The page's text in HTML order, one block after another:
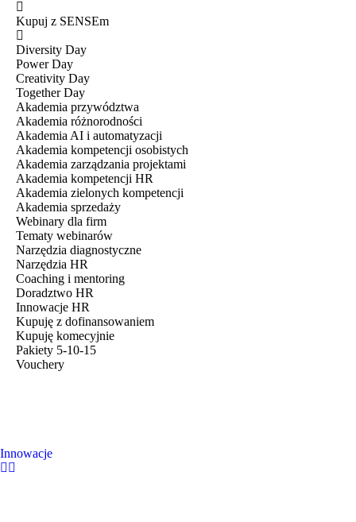
Kupuj z SENSEm
Diversity Day
Power Day
Creativity Day
Together Day
Akademia przywództwa
Akademia różnorodności
Akademia AI i automatyzacji
Akademia kompetencji osobistych
Akademia zarządzania projektami
Akademia kompetencji HR
Akademia zielonych kompetencji
Akademia sprzedaży
Webinary dla firm
Tematy webinarów
Narzędzia diagnostyczne
Narzędzia HR
Coaching i mentoring
Doradztwo HR
Innowacje HR
Kupuję z dofinansowaniem
Kupuję komecyjnie
Pakiety 5-10-15
Vouchery
Innowacje